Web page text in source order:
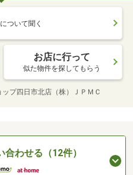
について聞く
お店に行って
似た物件を探してもらう
ップ四日市北店（株）ＪＰＭＣ
わせる（12件）